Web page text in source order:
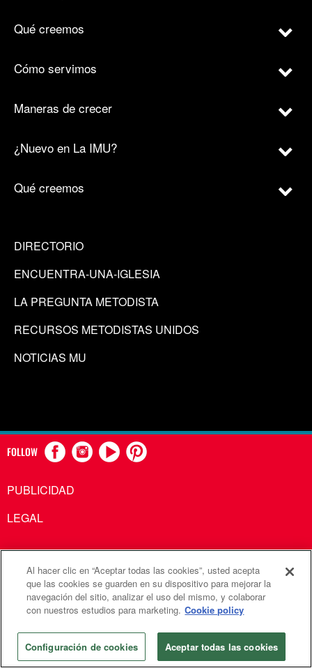
Qué creemos
Cómo servimos
Maneras de crecer
¿Nuevo en La IMU?
Qué creemos
DIRECTORIO
ENCUENTRA-UNA-IGLESIA
LA PREGUNTA METODISTA
RECURSOS METODISTAS UNIDOS
NOTICIAS MU
FOLLOW
PUBLICIDAD
LEGAL
Comunicaciones Metodistas Unidas es una agencia de la
Iglesia Metodista Unida
©2026Comunicaciones Metodistas Unidas. Reservados
todos los derechos
Al hacer clic en “Aceptar todas las cookies”, usted acepta
que las cookies se guarden en su dispositivo para mejorar la
navegación del sitio, analizar el uso del mismo, y colaborar
con nuestros estudios para marketing. Cookie policy
Configuración de cookies Aceptar todas las cookies